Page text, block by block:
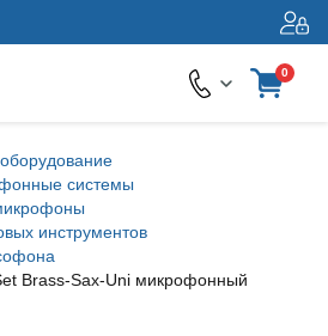
0
системы
инструментов
Brass-Sax-Uni микрофонный